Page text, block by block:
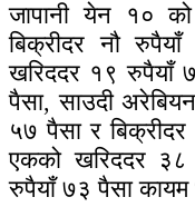
जापानी येन १०
बिक्रीदर नौ
खरिददर १९ रुपैयाँ
पैसा, साउदी
५७ पैसा र
एकको खरिददर
रुपैयाँ ७३ पैसा